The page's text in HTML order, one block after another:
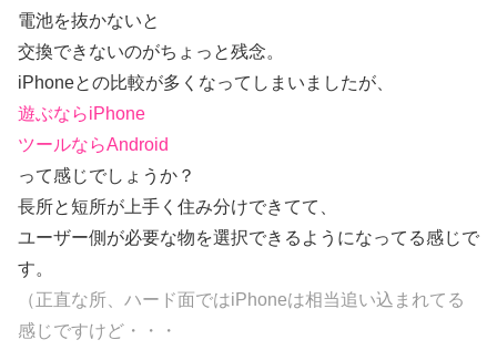
電池を抜かないと
交換できないのがちょっと残念。
iPhoneとの比較が多くなってしまいましたが、
遊ぶならiPhone
ツールならAndroid
って感じでしょうか？
長所と短所が上手く住み分けできてて、
ユーザー側が必要な物を選択できるようになってる感じで
す。
（正直な所、ハード面ではiPhoneは相当追い込まれてる
感じですけど・・・